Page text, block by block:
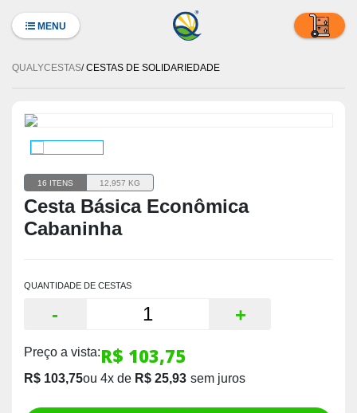
MENU
QUALYCESTAS CESTAS DE SOLIDARIEDADE
16 ITENS 12,957 KG
Cesta Básica Econômica
Cabaninha
QUANTIDADE DE CESTAS
- +
R$ 103,75ou 4x de R$ 25,93
Preço a vista:R$ 103,75